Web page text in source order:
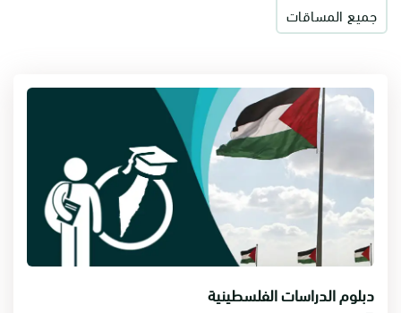
جميع المساقات
دبلوم الدراسات الفلسطينية